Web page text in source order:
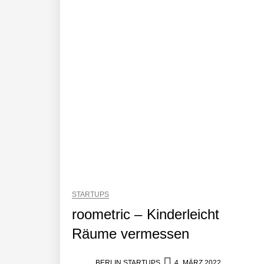
STARTUPS
roometric – Kinderleicht
Räume vermessen
MonsterShack: Lasst uns Kinder